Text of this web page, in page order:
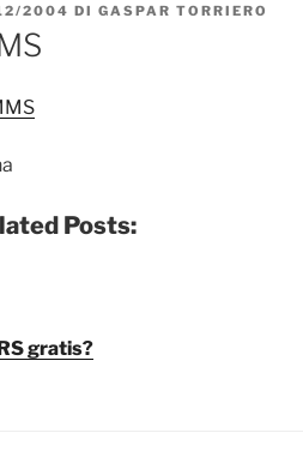
2004 DI GASPAR TORRIERO
Posts:
gratis?